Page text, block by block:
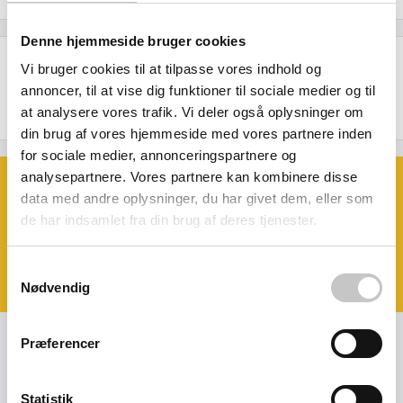
Denne hjemmeside bruger cookies
Vi bruger cookies til at tilpasse vores indhold og
annoncer, til at vise dig funktioner til sociale medier og til
at analysere vores trafik. Vi deler også oplysninger om
din brug af vores hjemmeside med vores partnere inden
for sociale medier, annonceringspartnere og
analysepartnere. Vores partnere kan kombinere disse
data med andre oplysninger, du har givet dem, eller som
de har indsamlet fra din brug af deres tjenester.
Nødvendig
Præferencer
Statistik
Beskrivelse
Trækstang til 13580/13581.
Book et møde med os
Ønsker du at se eller prøve nogle af
vores produkter?
Book et møde - så kommer vi til dig!